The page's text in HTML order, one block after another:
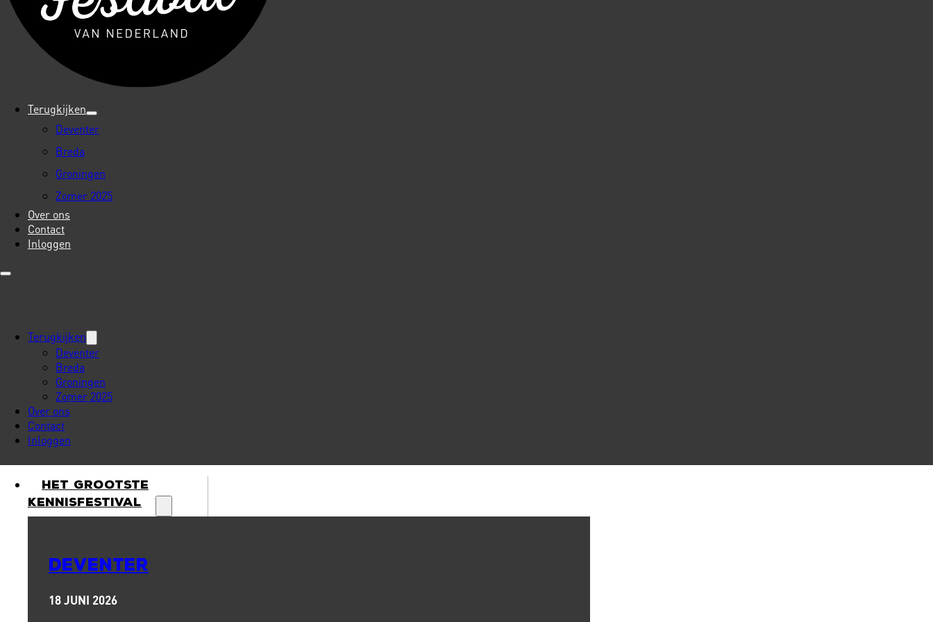
Terugkijken
Deventer
Breda
Groningen
Zomer 2025
Over ons
Contact
Inloggen
Terugkijken
Deventer
Breda
Groningen
Zomer 2025
Over ons
Contact
Inloggen
Het Grootste
Kennisfestival
DEVENTER
18 JUNI 2026